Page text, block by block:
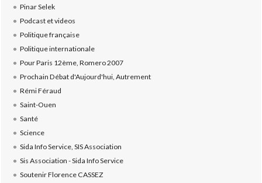
Pinar Selek
Podcast et videos
Politique française
Politique internationale
Pour Paris 12ème, Romero 2007
Prochain Débat d'Aujourd'hui, Autrement
Rémi Féraud
Saint-Ouen
Santé
Science
Sida Info Service, SIS Association
Sis Association - Sida Info Service
Soutenir Florence CASSEZ